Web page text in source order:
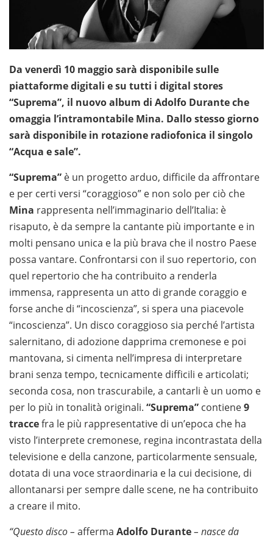
Da venerdì 10 maggio sarà disponibile sulle
piattaforme digitali e su tutti i digital stores
“Suprema”, il nuovo album di Adolfo Durante che
omaggia l’intramontabile Mina. Dallo stesso giorno
sarà disponibile in rotazione radiofonica il singolo
“Acqua e sale”.
“Suprema” è un progetto arduo, difficile da affrontare
e per certi versi “coraggioso” e non solo per ciò che
Mina rappresenta nell’immaginario dell’Italia: è
risaputo, è da sempre la cantante più importante e in
molti pensano unica e la più brava che il nostro Paese
possa vantare. Confrontarsi con il suo repertorio, con
quel repertorio che ha contribuito a renderla
immensa, rappresenta un atto di grande coraggio e
forse anche di “incoscienza”, si spera una piacevole
“incoscienza”. Un disco coraggioso sia perché l’artista
salernitano, di adozione dapprima cremonese e poi
mantovana, si cimenta nell’impresa di interpretare
brani senza tempo, tecnicamente difficili e articolati;
seconda cosa, non trascurabile, a cantarli è un uomo e
per lo più in tonalità originali. “Suprema” contiene9
traccefra le più rappresentative di un’epoca che ha
visto l’interprete cremonese, regina incontrastata della
televisione e della canzone, particolarmente sensuale,
dotata di una voce straordinaria e la cui decisione, di
allontanarsi per sempre dalle scene, ne ha contribuito
a creare il mito.
“Questo disco – afferma Adolfo Durante– nasce da